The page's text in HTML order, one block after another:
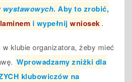
. Aby to zrobić,
i wypełnij wniosek .
klubie organizatora, żeby mieć
Wprowadzamy zniżki dla
klubowiczów na